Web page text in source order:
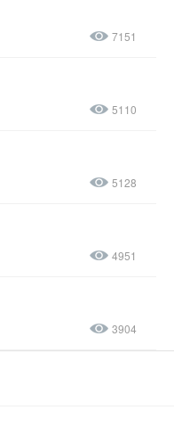
7151
5110
5128
4951
3904